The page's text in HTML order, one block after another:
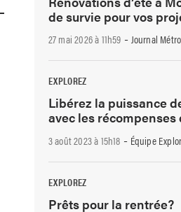
de survie pour vos
27 mai 2026 à 11h59 -Journal Métro
EXPLOREZ
Libérez la puissance
avec les
3 août 2023 à 15h18 - Équipe
EXPLOREZ
Prêts pour la rentrée?